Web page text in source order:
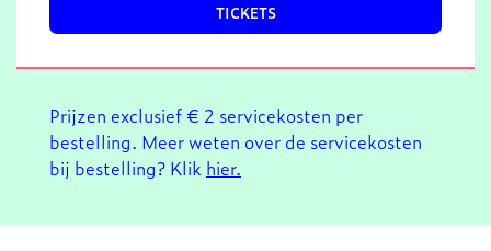
TICKETS
Prijzen exclusief € 2 servicekosten per
bestelling. Meer weten over de servicekosten
bij bestelling? Klik hier.